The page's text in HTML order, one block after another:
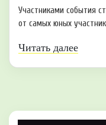
Участниками события
от самых юных
Читать далее